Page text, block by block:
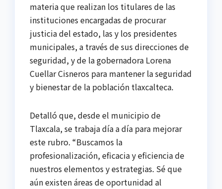
materia que realizan los titulares de las
instituciones encargadas de procurar
justicia del estado, las y los presidentes
municipales, a través de sus direcciones de
seguridad, y de la gobernadora Lorena
Cuellar Cisneros para mantener la seguridad
y bienestar de la población tlaxcalteca.
Detalló que, desde el municipio de
Tlaxcala, se trabaja día a día para mejorar
este rubro. “Buscamos la
profesionalización, eficacia y eficiencia de
nuestros elementos y estrategias. Sé que
aún existen áreas de oportunidad al